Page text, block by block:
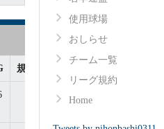
規定打席 勝投 投回
使用球場
おしらせ
チーム一覧
リーグ規約
Home